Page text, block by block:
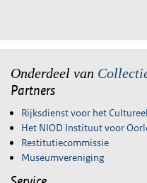
Onderdeel van
Partners
Rijksdienst voor het
Het NIOD Instituut voor
Restitutiecommissie
Museumvereniging